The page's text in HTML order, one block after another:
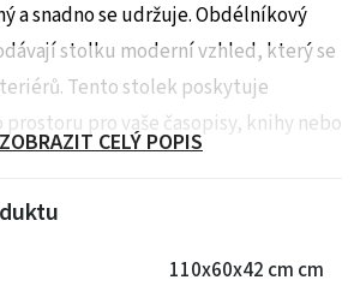
a snadno se udržuje. Obdélníkový
stolku moderní vzhled, který se
Tento stolek poskytuje
pro vaše časopisy, knihy nebo
ZOBRAZIT CELÝ POPIS
110x60x42 cm cm